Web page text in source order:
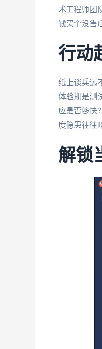
术工程师团
钱买个没售
行动
纸上谈兵远
体验期是测
应是否够快
度隐患往往
解锁